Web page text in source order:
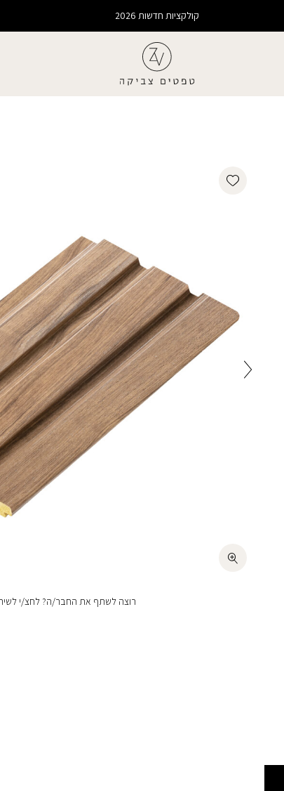
קולקציות חדשות 2026
Add wishlist
רוצה לשתף את החבר/ה? לחצ/י